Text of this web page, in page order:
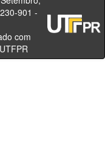
901 -
com